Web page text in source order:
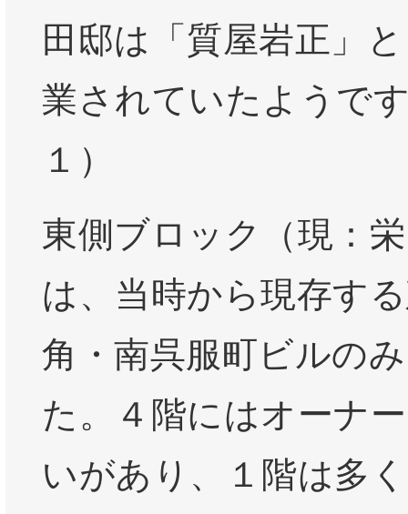
田邸は「質屋岩正」
業されていたようで
１）
東側ブロック（現：
は、当時から現存す
角・南呉服町ビルの
た。４階にはオーナ
いがあり、１階は多